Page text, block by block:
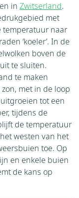
in Zwitserland.
met
temperatuur naar
‘koeler’. In de
boven de
te sluiten.
te maken
met in de loop
tot een
tijdens de
de temperatuur
westen van het
toe. Op
en enkele buien
de kans op